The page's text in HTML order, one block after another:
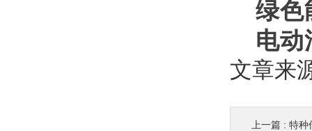
绿色
电
文章来
上一篇 : 特种